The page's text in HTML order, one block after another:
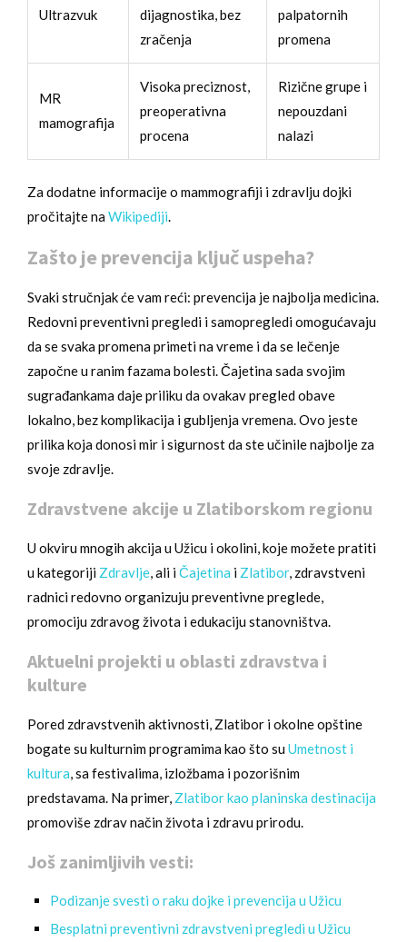
Ultrazvuk
dijagnostika, bez
zračenja
palpatornih
promena
MR
mamografija
Visoka preciznost,
preoperativna
procena
Rizične grupe i
nepouzdani
nalazi
Za dodatne informacije o mammografiji i zdravlju dojki
pročitajte naWikipediji.
Zašto je prevencija ključ uspeha?
Svaki stručnjak će vam reći: prevencija je najbolja medicina.
Redovni preventivni pregledi i samopregledi omogućavaju
da se svaka promena primeti na vreme i da se lečenje
započne u ranim fazama bolesti. Čajetina sada svojim
sugrađankama daje priliku da ovakav pregled obave
lokalno, bez komplikacija i gubljenja vremena. Ovo jeste
prilika koja donosi mir i sigurnost da ste učinile najbolje za
svoje zdravlje.
Zdravstvene akcije u Zlatiborskom regionu
U okviru mnogih akcija u Užicu i okolini, koje možete pratiti
u kategoriji Zdravlje, ali iČajetina i Zlatibor, zdravstveni
radnici redovno organizuju preventivne preglede,
promociju zdravog života i edukaciju stanovništva.
Aktuelni projekti u oblasti zdravstva i
kulture
Pored zdravstvenih aktivnosti, Zlatibor i okolne opštine
bogate su kulturnim programima kao što suUmetnost i
kultura, sa festivalima, izložbama i pozorišnim
predstavama. Na primer, Zlatibor kao planinska destinacija
promoviše zdrav način života i zdravu prirodu.
Još zanimljivih vesti:
Podizanje svesti o raku dojke i prevencija u Užicu
Besplatni preventivni zdravstveni pregledi u Užicu